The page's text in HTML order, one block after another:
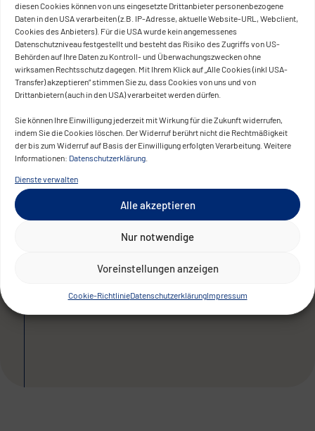
diesen Cookies können von uns eingesetzte Drittanbieter personenbezogene
Daten in den USA verarbeiten (z.B. IP-Adresse, aktuelle Website-URL, Webclient,
Cookies des Anbieters). Für die USA wurde kein angemessenes
Datenschutzniveau festgestellt und besteht das Risiko des Zugriffs von US-
Behörden auf Ihre Daten zu Kontroll- und Überwachungszwecken ohne
wirksamen Rechtsschutz dagegen. Mit Ihrem Klick auf „Alle Cookies (inkl USA-
Transfer) akzeptieren“ stimmen Sie zu, dass Cookies von uns und von
Drittanbietern (auch in den USA) verarbeitet werden dürfen.
Sie können Ihre Einwilligung jederzeit mit Wirkung für die Zukunft widerrufen,
indem Sie die Cookies löschen. Der Widerruf berührt nicht die Rechtmäßigkeit
der bis zum Widerruf auf Basis der Einwilligung erfolgten Verarbeitung. Weitere
Informationen: Datenschutzerklärung
Dienste verwalten
Alle akzeptieren
Nur notwendige
Voreinstellungen anzeigen
Cookie-RichtlinieDatenschutzerklärungImpressum
Mit dem neuen Webshop konnte Alpenbeef
den digitalen Absatz deutlich steigern.
Kunden finden Produkte schnell, navigieren
intuitiv und bestellen komfortabel – auch
mobil. Die interne Pflege ist durch
strukturierte Abläufe und CMS-Funktionen
effizient möglich. Die Plattform stärkt die
Markenpräsenz, erweitert den Kundenkreis
und bietet einen nachhaltigen digitalen
Unternehmen – inklusive
Zukunftsperspektive.